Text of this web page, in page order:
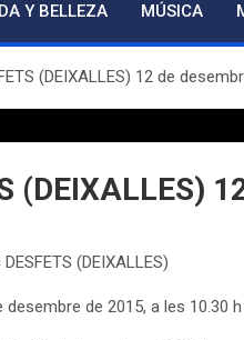
Y BELLEZA MÚSICA
(DEIXALLES) 12 de
(DEIXALLES)
DESFETS (DEIXALLES)
desembre de 2015, a les 10.30